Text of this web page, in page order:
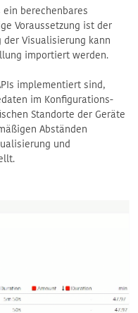
berechenbares
Voraussetzung ist der
der Visualisierung kann
importiert werden.
implementiert sind,
im Konfigurations-
Standorte der Geräte
Abständen
und